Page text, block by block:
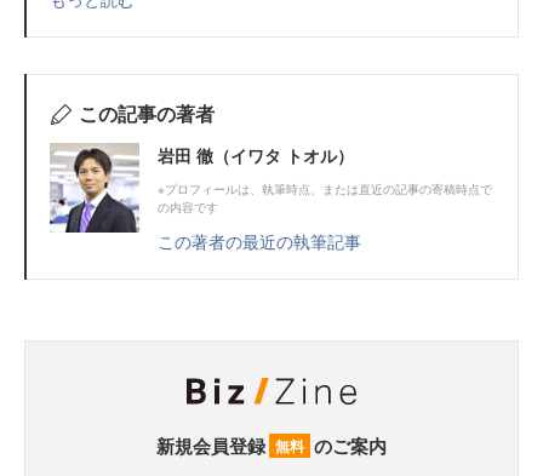
この記事の著者
岩田 徹（イワタ トオル）
※プロフィールは、執筆時点、または直近の記事の寄稿時点で
の内容です
この著者の最近の執筆記事
新規会員登録 無料 のご案内